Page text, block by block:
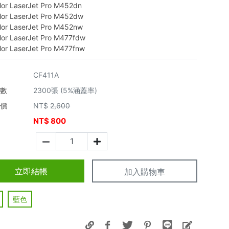
LaserJet Pro M452dn
LaserJet Pro M452dw
LaserJet Pro M452nw
LaserJet Pro M477fdw
LaserJet Pro M477fnw
CF411A
2300張 (5%涵蓋率)
NT$ 2,600
NT$800
立即結帳 加入購物車
藍色